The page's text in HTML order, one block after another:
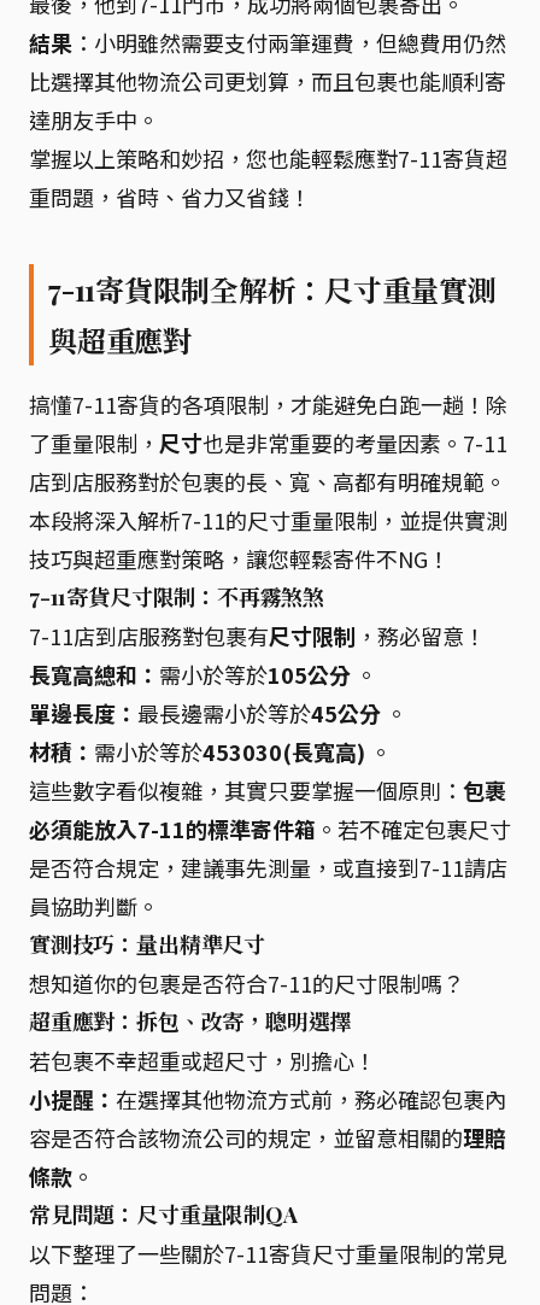
結果 ：小明雖然需要支付兩筆運費，但總費用仍然
比選擇其他物流公司更划算，而且包裹也能順利寄
達朋友手中。
掌握以上策略和妙招，您也能輕鬆應對7-11寄貨超
重問題，省時、省力又省錢！
7-11寄貨限制全解析：尺寸重量實測
與超重應對
搞懂7-11寄貨的各項限制，才能避免白跑一趟！除
了重量限制， 尺寸也是非常重要的考量因素。7-11
店到店服務對於包裹的長、寬、高都有明確規範。
本段將深入解析7-11的尺寸重量限制，並提供實測
技巧與超重應對策略，讓您輕鬆寄件不NG！
7-11寄貨尺寸限制：不再霧煞煞
7-11店到店服務對包裹有尺寸限制 ，務必留意！
長寬高總和： 需小於等於105公分 。
單邊長度： 最長邊需小於等於45公分 。
材積： 需小於等於453030(長寬高) 。
這些數字看似複雜，其實只要掌握一個原則： 包裹
必須能放入7-11的標準寄件箱 。若不確定包裹尺寸
是否符合規定，建議事先測量，或直接到7-11請店
員協助判斷。
實測技巧：量出精準尺寸
想知道你的包裹是否符合7-11的尺寸限制嗎？
超重應對：拆包、改寄，聰明選擇
若包裹不幸超重或超尺寸，別擔心！
小提醒： 在選擇其他物流方式前，務必確認包裹內
容是否符合該物流公司的規定，並留意相關的理賠
條款 。
常見問題：尺寸重量限制QA
以下整理了一些關於7-11寄貨尺寸重量限制的常見
問題：